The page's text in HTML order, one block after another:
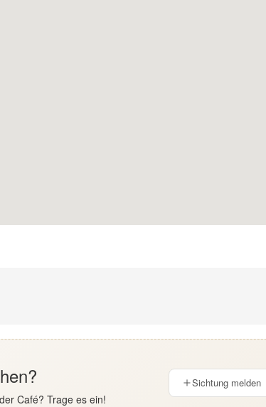
Café? Trage es ein!
Sichtung melden